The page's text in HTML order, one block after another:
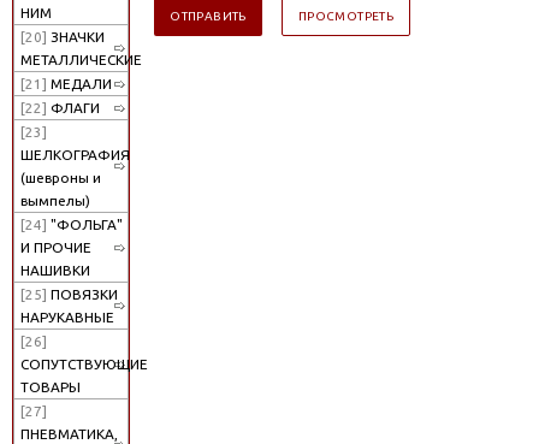
НИМ
[20] ЗНАЧКИ
МЕТАЛЛИЧЕСКИЕ
[21] МЕДАЛИ
[22] ФЛАГИ
[23]
ШЕЛКОГРАФИЯ
(шевроны и
вымпелы)
[24] "ФОЛЬГА"
И ПРОЧИЕ
НАШИВКИ
[25] ПОВЯЗКИ
НАРУКАВНЫЕ
[26]
СОПУТСТВУЮЩИЕ
ТОВАРЫ
[27]
ПНЕВМАТИКА,